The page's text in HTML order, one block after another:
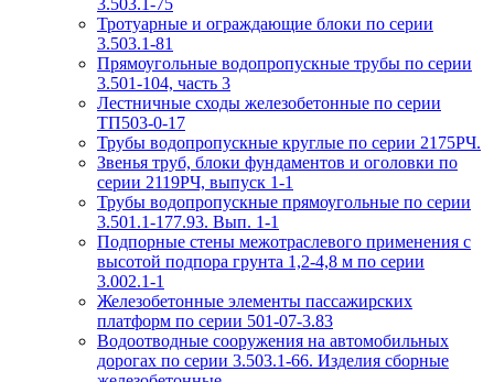
3.503.1-75
Тротуарные и ограждающие блоки по серии
3.503.1-81
Прямоугольные водопропускные трубы по серии
3.501-104, часть 3
Лестничные сходы железобетонные по серии
ТП503-0-17
Трубы водопропускные круглые по серии 2175РЧ.
Звенья труб, блоки фундаментов и оголовки по
серии 2119РЧ, выпуск 1-1
Трубы водопропускные прямоугольные по серии
3.501.1-177.93. Вып. 1-1
Подпорные стены межотраслевого применения с
высотой подпора грунта 1,2-4,8 м по серии
3.002.1-1
Железобетонные элементы пассажирских
платформ по серии 501-07-3.83
Водоотводные сооружения на автомобильных
дорогах по серии 3.503.1-66. Изделия сборные